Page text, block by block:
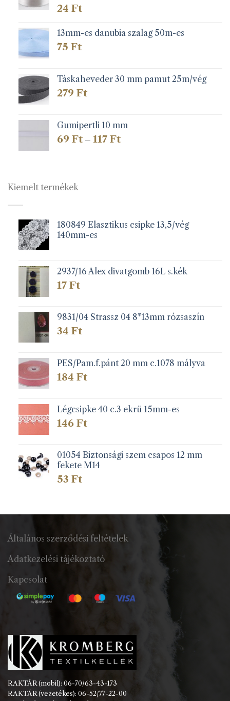
24 Ft
13mm-es danubia szalag 50m-es
75 Ft
Táskaheveder 30 mm pamut 25m/vég
279 Ft
Gumipertli 10 mm
69 Ft – 117 FtÁrtartomány:
Kiemelt termékek
180849 Elasztikus csipke 13,5/vég
140mm-es
2937/16 Alex divatgomb 16L s.kék
17 Ft
9831/04 Strassz 04 8*13mm rózsaszín
34 Ft
PES/Pam.f.pánt 20 mm c.1078 mályva
184 Ft
Légcsipke 40 c.3 ekrü 15mm-es
146 Ft
01054 Biztonsági szem csapos 12 mm
fekete M14
53 Ft
Általános szerződési feltételek
Adatkezelési tájékoztató
Kapcsolat
RAKTÁR (mobil): 06-70/63-43-173
RAKTÁR (vezetékes): 06-52/77-22-00